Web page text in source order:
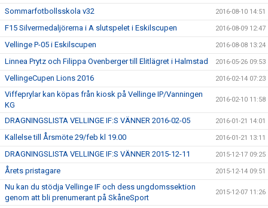
Sommarfotbollsskola v32 2016-08-10 14:51
F15 Silvermedaljörerna i A slutspelet i Eskilscupen 2016-08-09 12:47
Vellinge P-05 i Eskilscupen 2016-08-08 13:24
Linnea Prytz och Filippa Ovenberger till Elitlägret i Halmstad 2016-05-26 09:53
VellingeCupen Lions 2016 2016-02-14 07:23
Viffeprylar kan köpas från kiosk på Vellinge IP/Vanningen
KG
2016-02-10 11:58
DRAGNINGSLISTA VELLINGE IF:S VÄNNER 2016-02-05 2016-01-21 14:01
Kallelse till Årsmöte 29/feb kl 19.00 2016-01-21 13:11
DRAGNINGSLISTA VELLINGE IF:S VÄNNER 2015-12-11 2015-12-17 09:25
Årets pristagare 2015-12-14 09:51
Nu kan du stödja Vellinge IF och dess ungdomssektion
genom att bli prenumerant på SkåneSport
2015-12-07 11:26